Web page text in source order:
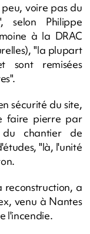
voire pas du
selon Philippe
à la DRAC
"la plupart
sont remisées
sécurité du site,
faire pierre par
chantier de
"là, l'unité
reconstruction, a
venu à Nantes
l'incendie.